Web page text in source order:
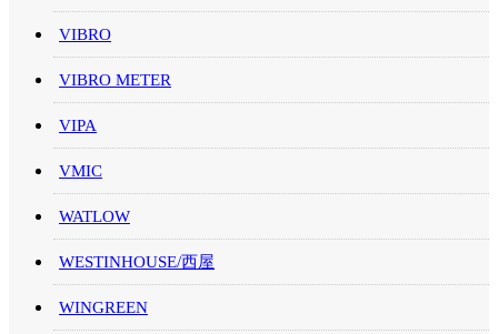
VIBRO
VIBRO METER
VIPA
VMIC
WATLOW
WESTINHOUSE/西屋
WINGREEN